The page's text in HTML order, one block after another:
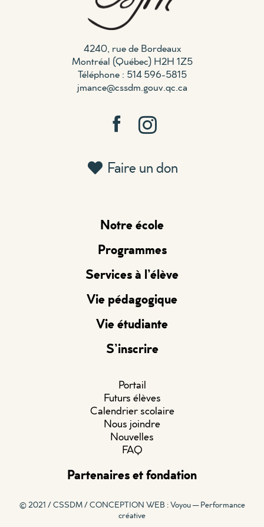
4240, rue de Bordeaux
Montréal (Québec) H2H 1Z5
Téléphone : 514 596-5815
jmance@cssdm.gouv.qc.ca
Faire un don
Notre école
Programmes
Services à l’élève
Vie pédagogique
Vie étudiante
S’inscrire
Portail
Futurs élèves
Calendrier scolaire
Nous joindre
Nouvelles
FAQ
Partenaires et fondation
© 2021 / CSSDM /CONCEPTION WEB : Voyou — Performance
créative